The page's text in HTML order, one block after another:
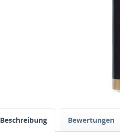
Beschreibung Bewertungen